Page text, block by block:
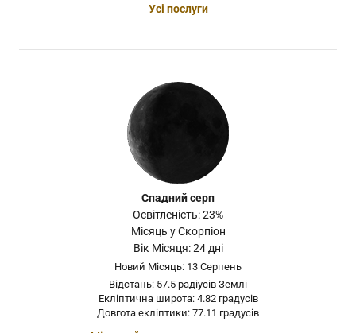
Усі послуги
Спадний серп
Освітленість: 23%
Місяць у Скорпіон
Вік Місяця: 24 дні
Новий Місяць: 13 Серпень
Відстань: 57.5 радіусів Землі
Екліптична широта: 4.82 градусів
Довгота екліптики: 77.11 градусів